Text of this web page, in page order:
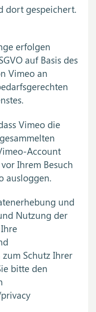
dort gespeichert.
erfolgen
auf Basis des
Vimeo an
Vimeo die
Account
Ihrem Besuch
ausloggen.
und
Nutzung der
Schutz Ihrer
bitte den